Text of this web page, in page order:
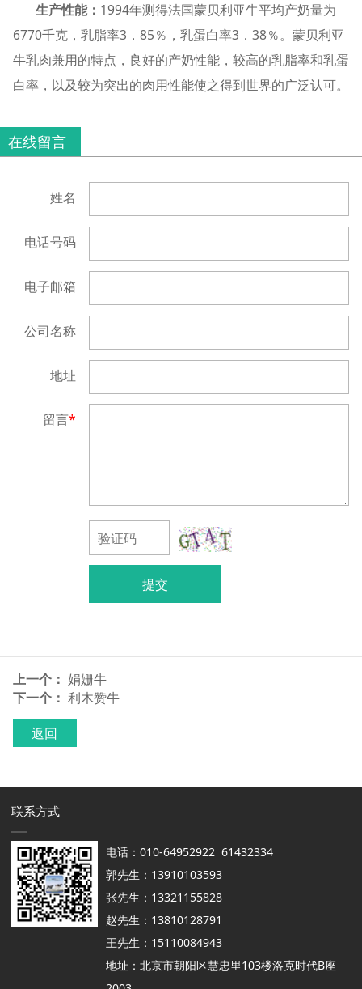
生产性能： 1994年测得法国蒙贝利亚牛平均产奶量为
6770千克，乳脂率3．85％，乳蛋白率3．38％。蒙贝利亚
牛乳肉兼用的特点，良好的产奶性能，较高的乳脂率和乳蛋
白率，以及较为突出的肉用性能使之得到世界的广泛认可。
在线留言
姓名
电话号码
电子邮箱
公司名称
地址
留言*
提交
上一个： 娟姗牛
下一个： 利木赞牛
返回
联系方式
电话：010-64952922 61432334
郭先生：13910103593
张先生：13321155828
赵先生：13810128791
王先生：15110084943
地址：北京市朝阳区慧忠里103楼洛克时代B座